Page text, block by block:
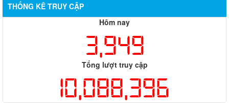
THỐNG KÊ TRUY CẬP
Hôm nay
3,949
Tổng lượt truy cập
10,088,396